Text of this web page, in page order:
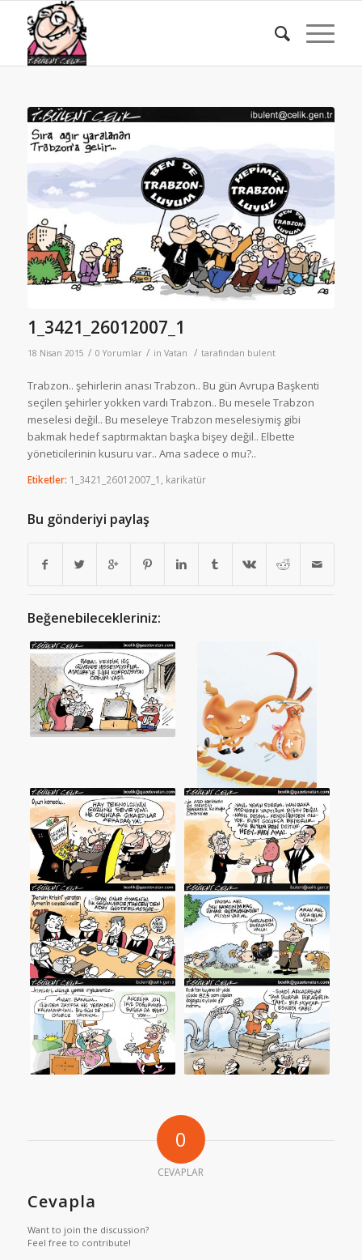
1_3421_26012007_1
18 Nisan 2015 / 0 Yorumlar / in Vatan / tarafından bulent
Trabzon.. şehirlerin anası Trabzon.. Bu gün Avrupa Başkenti
seçilen şehirler yokken vardı Trabzon.. Bu mesele Trabzon
meselesi değil.. Bu meseleye Trabzon meselesiymiş gibi
bakmak hedef saptırmaktan başka bişey değil.. Elbette
yöneticilerinin kusuru var.. Ama sadece o mu?..
Etiketler: 1_3421_26012007_1 karikatür
Bu gönderiyi paylaş
Beğenebilecekleriniz:
0
CEVAPLAR
Cevapla
Want to join the discussion?
Feel free to contribute!